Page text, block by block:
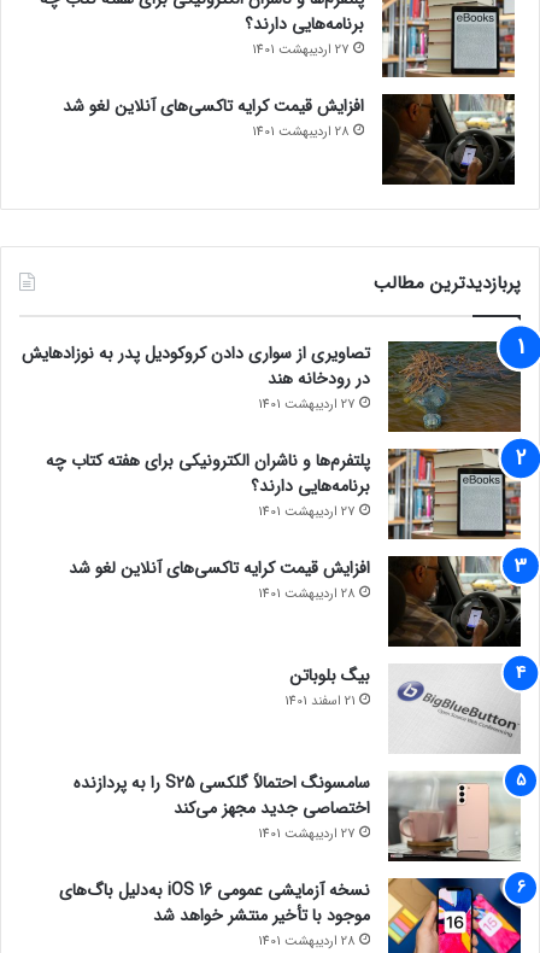
برنامه‌هایی دارند؟
27 اردیبهشت 1401
افزایش قیمت کرایه تاکسی‌های آنلاین لغو شد
28 اردیبهشت 1401
پربازدیدترین مطالب
تصاویری از سواری دادن کروکودیل پدر به نوزادهایش
در رودخانه هند
27 اردیبهشت 1401
پلتفرم‌ها و ناشران الکترونیکی برای هفته کتاب چه
برنامه‌هایی دارند؟
27 اردیبهشت 1401
افزایش قیمت کرایه تاکسی‌های آنلاین لغو شد
28 اردیبهشت 1401
بیگ بلوباتن
21 اسفند 1401
سامسونگ احتمالاً گلکسی S25 را به پردازنده
اختصاصی جدید مجهز می‌کند
27 اردیبهشت 1401
نسخه آزمایشی عمومی iOS 16 به‌دلیل باگ‌های
موجود با تأخیر منتشر خواهد شد
28 اردیبهشت 1401